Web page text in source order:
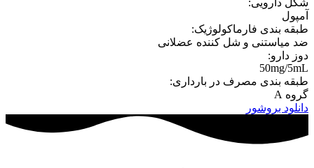
آمپول
طبقه بندی فارماکولوژیک:
ضد میاستنی و شل کننده عضلانی
دوز دارو:
50mg/5mL
طبقه بندی مصرف در بارداری:
گروه A
دانلود بروشور